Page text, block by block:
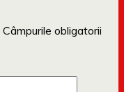
Câmpurile obligatorii